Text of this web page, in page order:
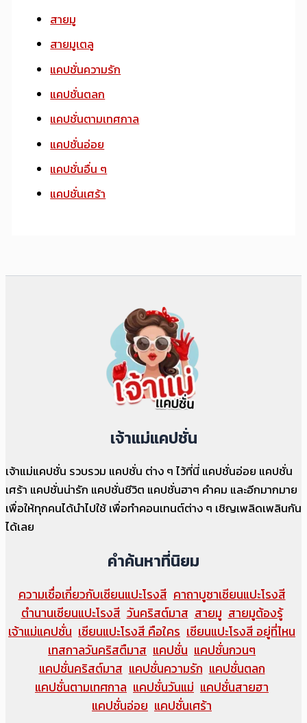
สายมู
สายมูเตลู
แคปชั่นความรัก
แคปชั่นตลก
แคปชั่นตามเทศกาล
แคปชั่นอ่อย
แคปชั่นอื่น ๆ
แคปชั่นเศร้า
เจ้าแม่แคปชั่น
เจ้าแม่แคปชั่น รวบรวม แคปชั่น ต่าง ๆ ไว้ที่นี่ แคปชั่นอ่อย แคปชั่น
เศร้า แคปชั่นน่ารัก แคปชั่นชีวิต แคปชั่นฮาๆ คำคม และอีกมากมาย
เพื่อให้ทุกคนได้นำไปใช้ เพื่อทำคอนเทนต์ต่าง ๆ เชิญเพลิดเพลินกัน
ได้เลย
คำค้นหาที่นิยม
ความเชื่อเกี่ยวกับเซียนแปะโรงสี คาถาบูชาเซียนแปะโรงสี
ตำนานเซียนแปะโรงสี วันคริสต์มาส สายมู สายมูต้องรู้
เจ้าแม่แคปชั่น เซียนแปะโรงสี คือใคร เซียนแปะโรงสี อยู่ที่ไหน
เทสกาลวันคริสตืมาส แคปชั่น แคปชั่นกวนๆ
แคปชั่นคริสต์มาส แคปชั่นความรัก แคปชั่นตลก
แคปชั่นตามเทศกาล แคปชั่นวันแม่ แคปชั่นสายฮา
แคปชั่นอ่อย แคปชั่นเศร้า